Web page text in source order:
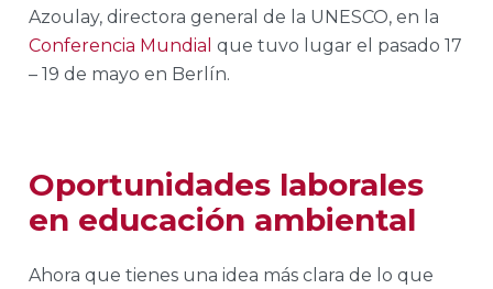
Azoulay, directora general de la UNESCO, en la
Conferencia Mundial que tuvo lugar el pasado 17
– 19 de mayo en Berlín.
Oportunidades laborales
en educación ambiental
Ahora que tienes una idea más clara de lo que